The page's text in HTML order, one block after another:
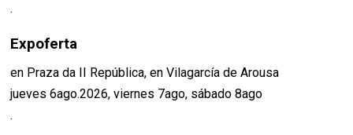
.
Expoferta
en Praza da II República, en Vilagarcía de Arousa
jueves 6ago.2026, viernes 7ago, sábado 8ago
.